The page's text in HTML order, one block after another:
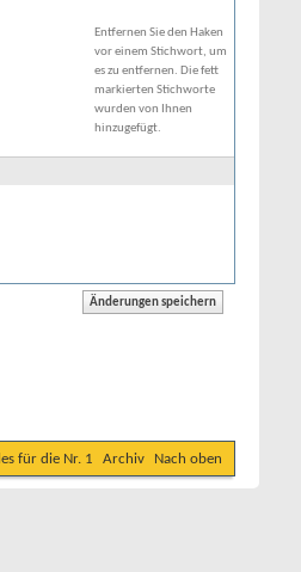
Entfernen Sie den Haken
vor einem Stichwort, um
es zu entfernen. Die fett
markierten Stichworte
wurden von Ihnen
hinzugefügt.
für die Nr. 1 Archiv Nach oben